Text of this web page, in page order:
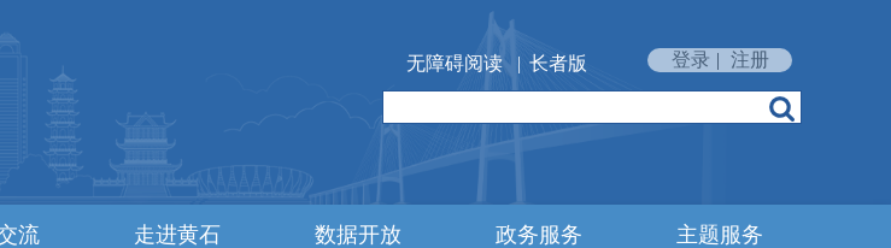
无障碍阅读 | 长者版 登录 | 注册
流 走进黄石 数据开放 政务服务 主题服务